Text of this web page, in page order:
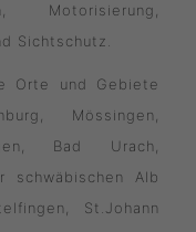
Motorisierung,
Sichtschutz.
Orte und Gebiete
Mössingen,
Bad Urach,
schwäbischen Alb
St.Johann